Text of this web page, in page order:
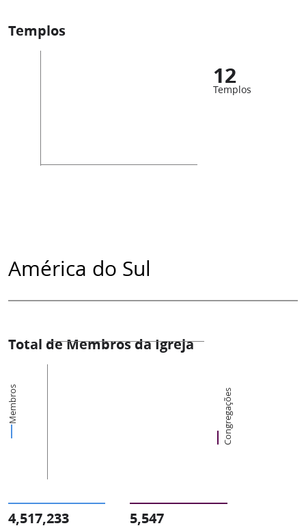
Templos
12
Templos
América do Sul
Total de Membros da Igreja
Membros Congregações
4,517,233 5,547